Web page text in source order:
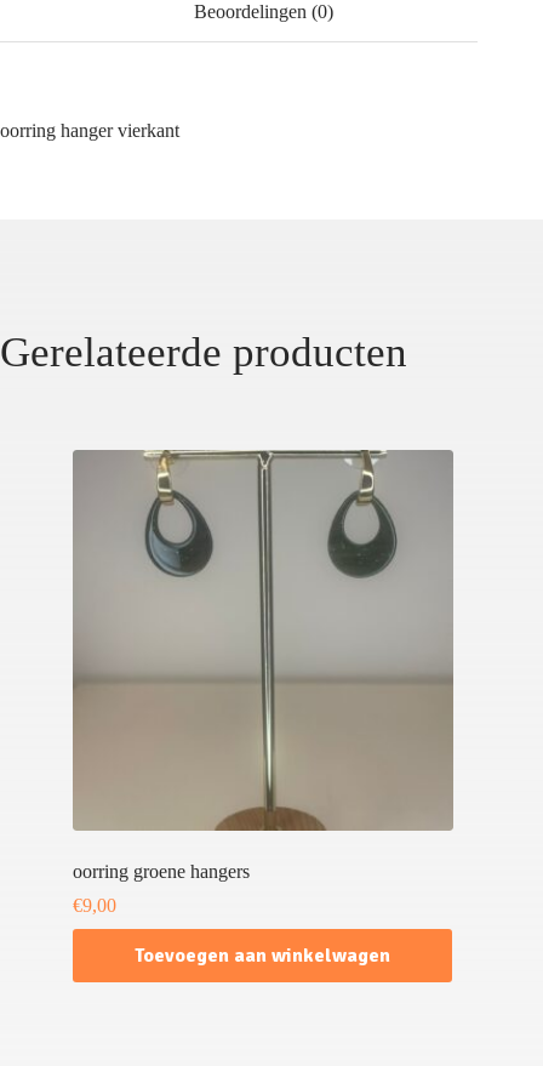
Beoordelingen (0)
oorring hanger vierkant
Gerelateerde producten
oorring groene hangers
€9,00
Toevoegen aan winkelwagen